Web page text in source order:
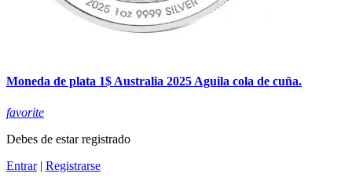
Moneda de plata 1$ Australia 2025 Aguila cola de cuña.
favorite
Debes de estar registrado
Entrar| Registrarse